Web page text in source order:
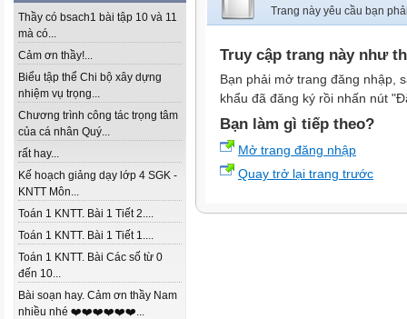
Thầy có bsach1 bài tập 10 và 11
mà có...
Cảm ơn thầy!...
Biểu tập thể Chi bộ xây dựng
nhiệm vụ trọng...
Chương trình công tác trọng tâm
của cá nhân Quý...
rất hay...
Kế hoạch giảng dạy lớp 4 SGK -
KNTT Môn...
Toán 1 KNTT. Bài 1 Tiết 2....
Toán 1 KNTT. Bài 1 Tiết 1....
Toán 1 KNTT. Bài Các số từ 0
đến 10...
Bài soạn hay. Cảm ơn thầy Nam
nhiều nhé ❤️❤️❤️❤️❤️❤️...
Trang này yêu cầu bạn
Truy cập trang này như
Bạn phải mở trang đăng nhập,
khẩu đã đăng ký rồi nhấn nút
Bạn làm gì tiếp theo?
Mở trang đăng nhập
Quay trở lại trang trước